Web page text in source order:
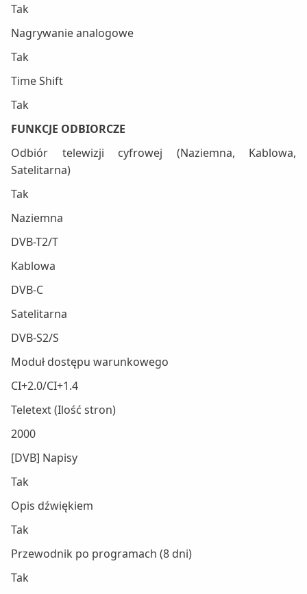
Tak
Nagrywanie analogowe
Tak
Time Shift
Tak
FUNKCJE ODBIORCZE
Odbiór telewizji cyfrowej (Naziemna, Kablowa,
Satelitarna)
Tak
Naziemna
DVB-T2/T
Kablowa
DVB-C
Satelitarna
DVB-S2/S
Moduł dostępu warunkowego
CI+2.0/CI+1.4
Teletext (Ilość stron)
2000
[DVB] Napisy
Tak
Opis dźwiękiem
Tak
Przewodnik po programach (8 dni)
Tak